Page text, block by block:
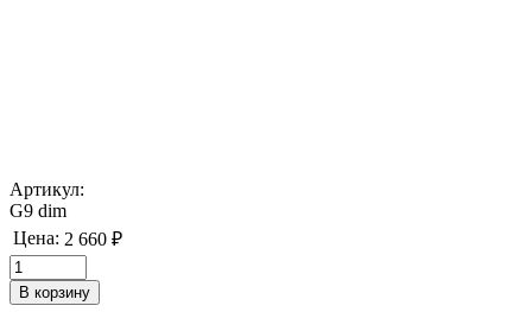
Артикул:
G9 dim
Цена: 2 660 ₽